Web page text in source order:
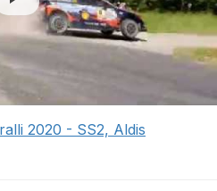
2020 - SS2, Aldis